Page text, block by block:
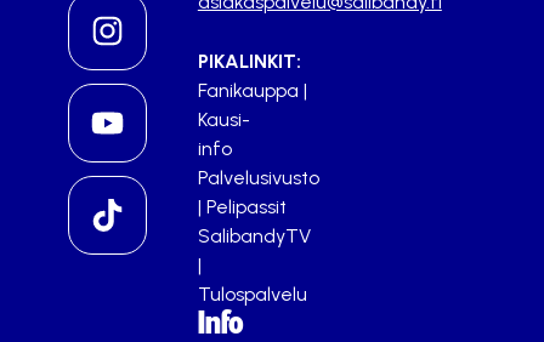
PIKALINKIT:
Fanikauppa |
Kausi-
info
Palvelusivusto
| Pelipassit
SalibandyTV
|
Tulospalvelu
Info